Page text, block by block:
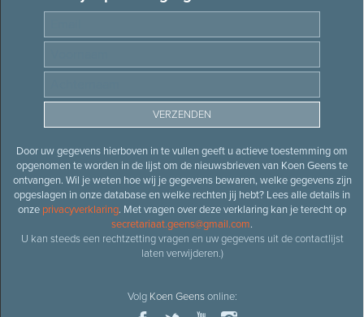
Door uw gegevens hierboven in te vullen geeft u actieve toestemming om
opgenomen te worden in de lijst om de nieuwsbrieven van Koen Geens te
ontvangen. Wil je weten hoe wij je gegevens bewaren, welke gegevens zijn
opgeslagen in onze database en welke rechten jij hebt? Lees alle details in
onze privacyverklaring. Met vragen over deze verklaring kan je terecht op
secretariaat.geens@gmail.com.
U kan steeds een rechtzetting vragen en uw gegevens uit de contactlijst
laten verwijderen.)
Volg Koen Geensonline: